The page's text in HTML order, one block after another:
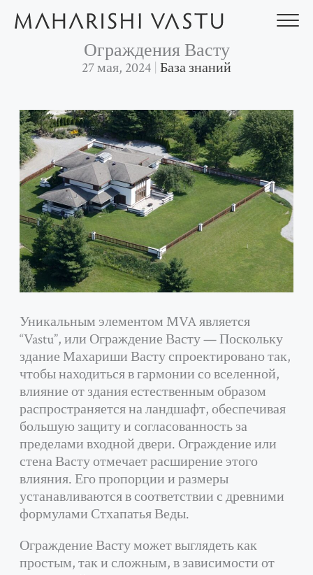
Ограждения Васту
27 мая, 2024 База знаний
Уникальным элементом MVA является
“Vastu”, или Ограждение Васту — Поскольку
здание Махариши Васту спроектировано так,
чтобы находиться в гармонии со вселенной,
влияние от здания естественным образом
распространяется на ландшафт, обеспечивая
большую защиту и согласованность за
пределами входной двери. Ограждение или
стена Васту отмечает расширение этого
влияния. Его пропорции и размеры
устанавливаются в соответствии с древними
формулами Стхапатья Веды.
Ограждение Васту может выглядеть как
простым, так и сложным, в зависимости от